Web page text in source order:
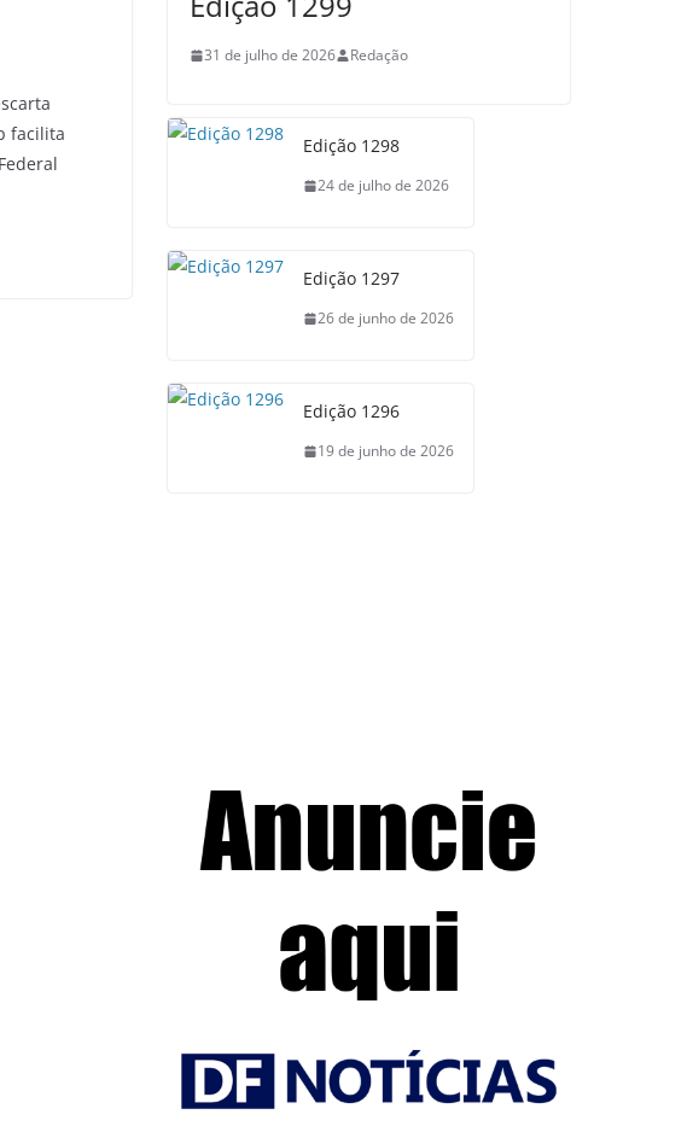
facilita
31 de julho de 2026 Redação
Edição 1298
24 de julho de 2026
Edição 1297
26 de junho de 2026
Edição 1296
19 de junho de 2026